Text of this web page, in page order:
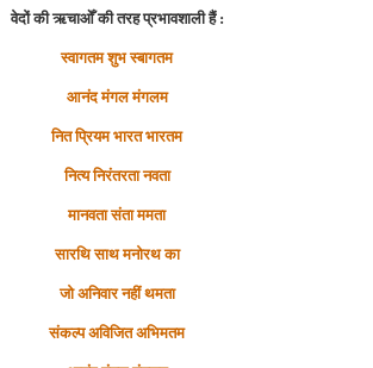
वेदों की ऋचाओँ की तरह प्रभावशाली हैं :
स्वागतम शुभ स्बागतम
आनंद मंगल मंगलम
नित प्रियम भारत भारतम
नित्य निरंतरता नवता
मानवता संता ममता
सारथि साथ मनोरथ का
जो अनिवार नहीं थमता
संकल्प अविजित अभिमतम